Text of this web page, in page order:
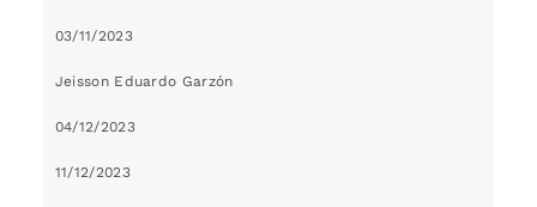
03/11/2023
Jeisson Eduardo Garzón
04/12/2023
11/12/2023